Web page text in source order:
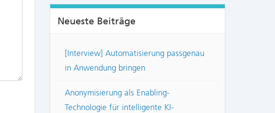
Neueste Beiträge
[Interview] Automatisierung passgenau
in Anwendung bringen
Anonymisierung als Enabling-
Technologie für intelligente KI-